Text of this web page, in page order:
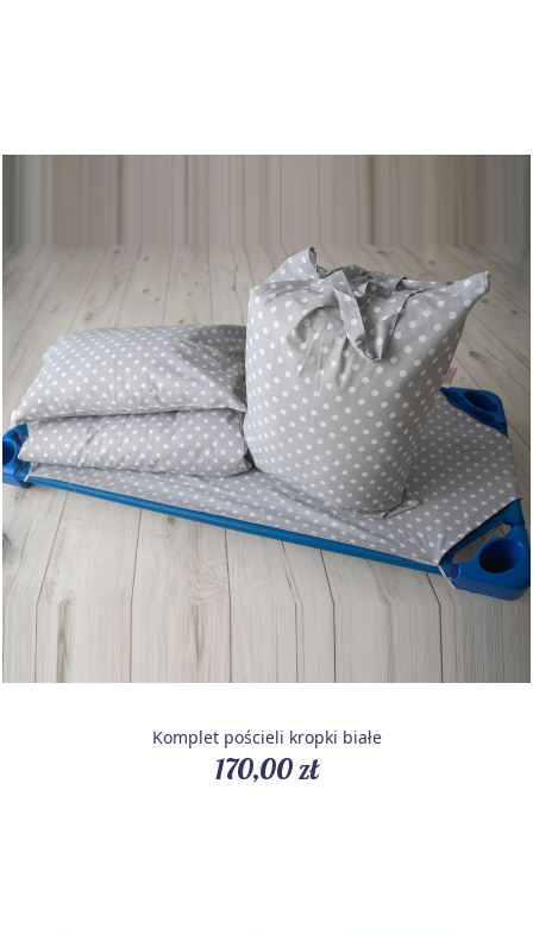
Komplet pościeli kropki białe
170,00 zł